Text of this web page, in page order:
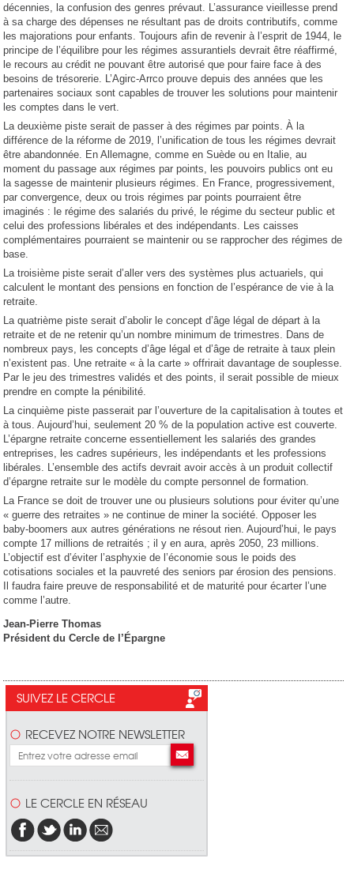
décennies, la confusion des genres prévaut. L’assurance vieillesse prend
à sa charge des dépenses ne résultant pas de droits contributifs, comme
les majorations pour enfants. Toujours afin de revenir à l’esprit de 1944, le
principe de l’équilibre pour les régimes assurantiels devrait être réaffirmé,
le recours au crédit ne pouvant être autorisé que pour faire face à des
besoins de trésorerie. L’Agirc-Arrco prouve depuis des années que les
partenaires sociaux sont capables de trouver les solutions pour maintenir
les comptes dans le vert.
La deuxième piste serait de passer à des régimes par points. À la
différence de la réforme de 2019, l’unification de tous les régimes devrait
être abandonnée. En Allemagne, comme en Suède ou en Italie, au
moment du passage aux régimes par points, les pouvoirs publics ont eu
la sagesse de maintenir plusieurs régimes. En France, progressivement,
par convergence, deux ou trois régimes par points pourraient être
imaginés : le régime des salariés du privé, le régime du secteur public et
celui des professions libérales et des indépendants. Les caisses
complémentaires pourraient se maintenir ou se rapprocher des régimes de
base.
La troisième piste serait d’aller vers des systèmes plus actuariels, qui
calculent le montant des pensions en fonction de l’espérance de vie à la
retraite.
La quatrième piste serait d’abolir le concept d’âge légal de départ à la
retraite et de ne retenir qu’un nombre minimum de trimestres. Dans de
nombreux pays, les concepts d’âge légal et d’âge de retraite à taux plein
n’existent pas. Une retraite « à la carte » offrirait davantage de souplesse.
Par le jeu des trimestres validés et des points, il serait possible de mieux
prendre en compte la pénibilité.
La cinquième piste passerait par l’ouverture de la capitalisation à toutes et
à tous. Aujourd’hui, seulement 20 % de la population active est couverte.
L’épargne retraite concerne essentiellement les salariés des grandes
entreprises, les cadres supérieurs, les indépendants et les professions
libérales. L’ensemble des actifs devrait avoir accès à un produit collectif
d’épargne retraite sur le modèle du compte personnel de formation.
La France se doit de trouver une ou plusieurs solutions pour éviter qu’une
« guerre des retraites » ne continue de miner la société. Opposer les
baby-boomers aux autres générations ne résout rien. Aujourd’hui, le pays
compte 17 millions de retraités ; il y en aura, après 2050, 23 millions.
L’objectif est d’éviter l’asphyxie de l’économie sous le poids des
cotisations sociales et la pauvreté des seniors par érosion des pensions.
Il faudra faire preuve de responsabilité et de maturité pour écarter l’une
comme l’autre.
Jean-Pierre Thomas
Président du Cercle de l’Épargne
SUIVEZ LE CERCLE
RECEVEZ NOTRE NEWSLETTER
LE CERCLE EN RÉSEAU